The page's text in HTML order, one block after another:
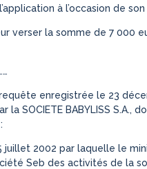
à l’occasion de
verser la somme de 7 000
requête enregistrée le 23
la SOCIETE BABYLISS S.A.,
juillet 2002 par laquelle le
Seb des activités de la